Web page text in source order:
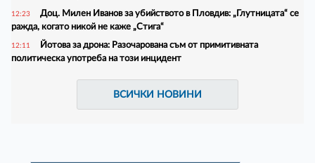
12:23
Доц. Милен Иванов за убийството в Пловдив: „Глутницата“ се
ражда, когато никой не каже „Стига“
12:11
Йотова за дрона: Разочарована съм от примитивната
политическа употреба на този инцидент
ВСИЧКИ НОВИНИ